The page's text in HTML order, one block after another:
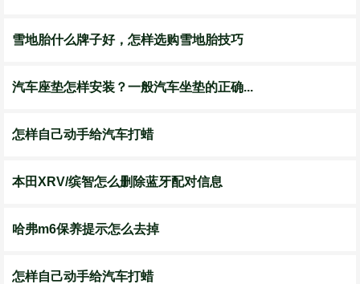
雪地胎什么牌子好，怎样选购雪地胎技巧
汽车座垫怎样安装？一般汽车坐垫的正确...
怎样自己动手给汽车打蜡
本田XRV/缤智怎么删除蓝牙配对信息
哈弗m6保养提示怎么去掉
怎样自己动手给汽车打蜡